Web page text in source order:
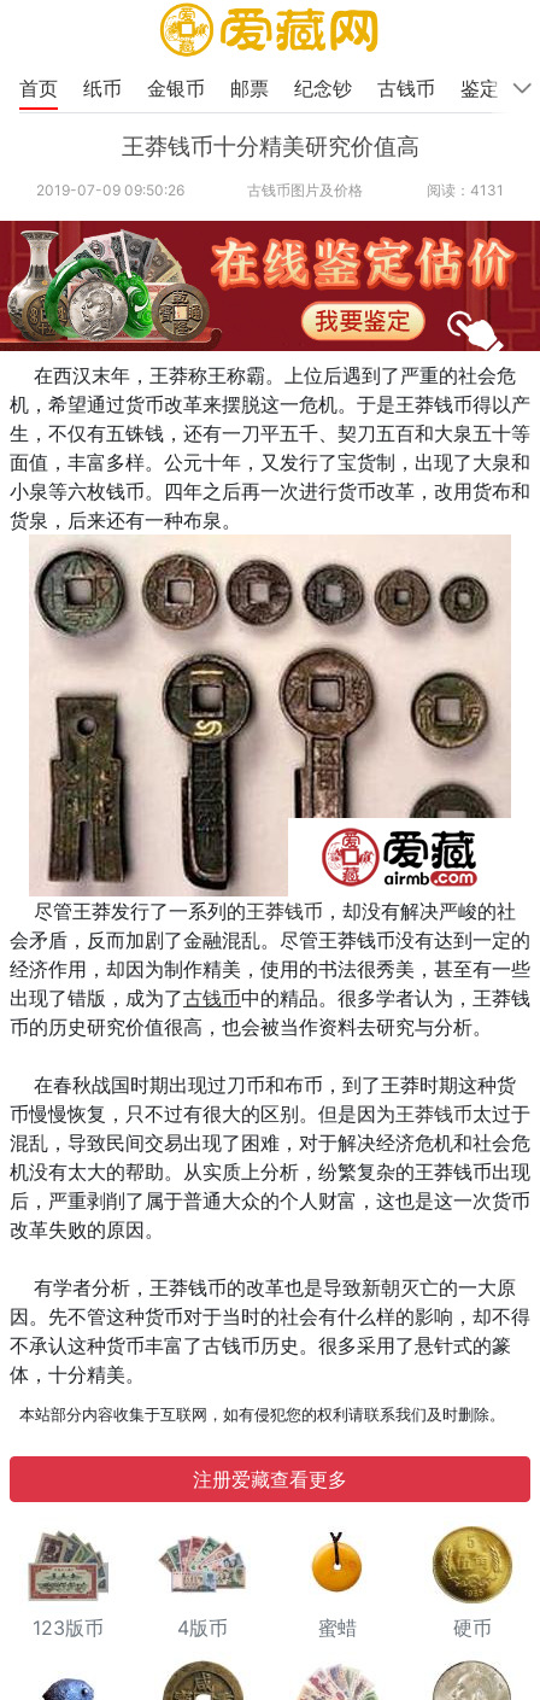
首页 纸币 金银币 邮票 纪念钞 古钱币 鉴定
王莽钱币十分精美研究价值高
2019-07-09 09:50:26 古钱币图片及价格 阅读：4131
在西汉末年，王莽称王称霸。上位后遇到了严重的社会危
机，希望通过货币改革来摆脱这一危机。于是王莽钱币得以产
生，不仅有五铢钱，还有一刀平五千、契刀五百和大泉五十等
面值，丰富多样。公元十年，又发行了宝货制，出现了大泉和
小泉等六枚钱币。四年之后再一次进行货币改革，改用货布和
货泉，后来还有一种布泉。
尽管王莽发行了一系列的王莽钱币 ，却没有解决严峻的社
会矛盾，反而加剧了金融混乱。尽管王莽钱币没有达到一定的
经济作用，却因为制作精美，使用的书法很秀美，甚至有一些
出现了错版，成为了古钱币中的精品。很多学者认为，王莽钱
币的历史研究价值很高，也会被当作资料去研究与分析。
在春秋战国时期出现过刀币和布币，到了王莽时期这种货
币慢慢恢复，只不过有很大的区别。但是因为王莽钱币太过于
混乱，导致民间交易出现了困难，对于解决经济危机和社会危
机没有太大的帮助。从实质上分析，纷繁复杂的王莽钱币出现
后，严重剥削了属于普通大众的个人财富，这也是这一次货币
改革失败的原因。
有学者分析，王莽钱币的改革也是导致新朝灭亡的一大原
因。先不管这种货币对于当时的社会有什么样的影响，却不得
不承认这种货币丰富了古钱币历史。很多采用了悬针式的篆
体，十分精美。
本站部分内容收集于互联网，如有侵犯您的权利请联系我们及时删除。
注册爱藏查看更多
123版币 4版币 蜜蜡 硬币